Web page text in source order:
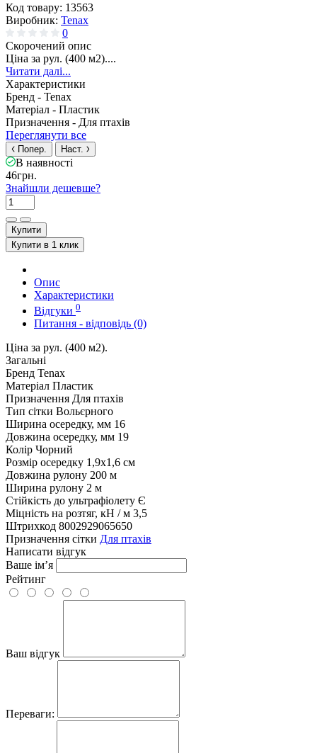
Код товару: 13563
Виробник: Tenax
0
Скорочений опис
Ціна за рул. (400 м2)....
Читати далі...
Характеристики
Бренд - Tenax
Матеріал - Пластик
Призначення - Для птахів
Переглянути все
Попер. Наст.
В наявності
46грн.
Знайшли дешевше?
Купити
Купити в 1 клик
Опис
Характеристики
Відгуки 0
Питання - відповідь (0)
Ціна за рул. (400 м2).
Загальні
Бренд Tenax
Матеріал Пластик
Призначення Для птахів
Тип сітки Вольєрного
Ширина осередку, мм 16
Довжина осередку, мм 19
Колір Чорний
Розмір осередку 1,9x1,6 см
Довжина рулону 200 м
Ширина рулону 2 м
Стійкість до ультрафіолету Є
Міцність на розтяг, кН / м 3,5
Штрихкод 8002929065650
Призначення сітки Для птахів
Написати відгук
Ваше ім’я
Рейтинг
Ваш відгук
Переваги: